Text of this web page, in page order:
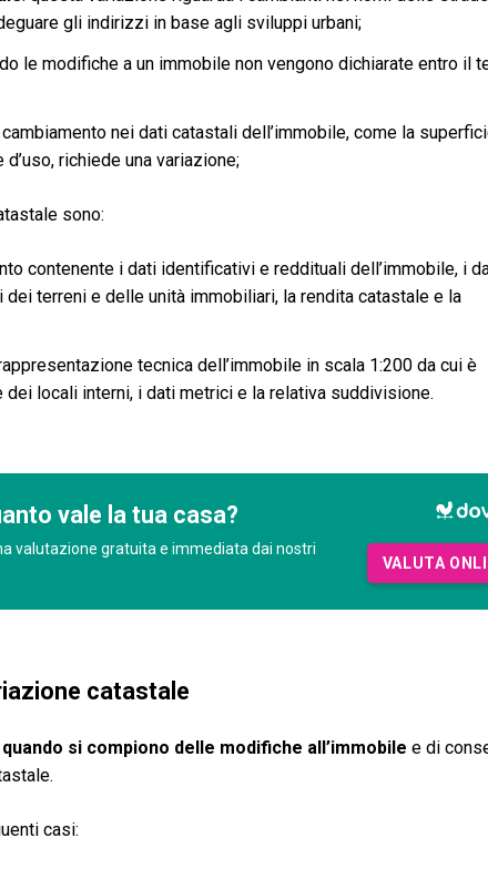
gli indirizzi in base agli sviluppi urbani;
le modifiche a un immobile non vengono dichiarate entro il
nei dati catastali dell’immobile, come la
richiede una variazione;
sono:
contenente i dati identificativi e reddituali dell’immobile, i
terreni e delle unità immobiliari, la rendita catastale e la
tecnica dell’immobile in scala 1:200 da cui è
locali interni, i dati metrici e la relativa suddivisione.
vale la tua casa?
valutazione gratuita e immediata dai nostri
VALUTA
catastale
si compiono delle modifiche all’immobile e di
casi: